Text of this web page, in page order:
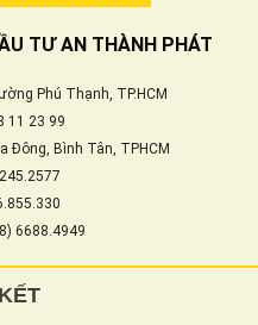
TƯ AN THÀNH PHÁT
Phú Thạnh, TP.HCM
11 23 99
Đông, Bình Tân, TPHCM
6688.4949